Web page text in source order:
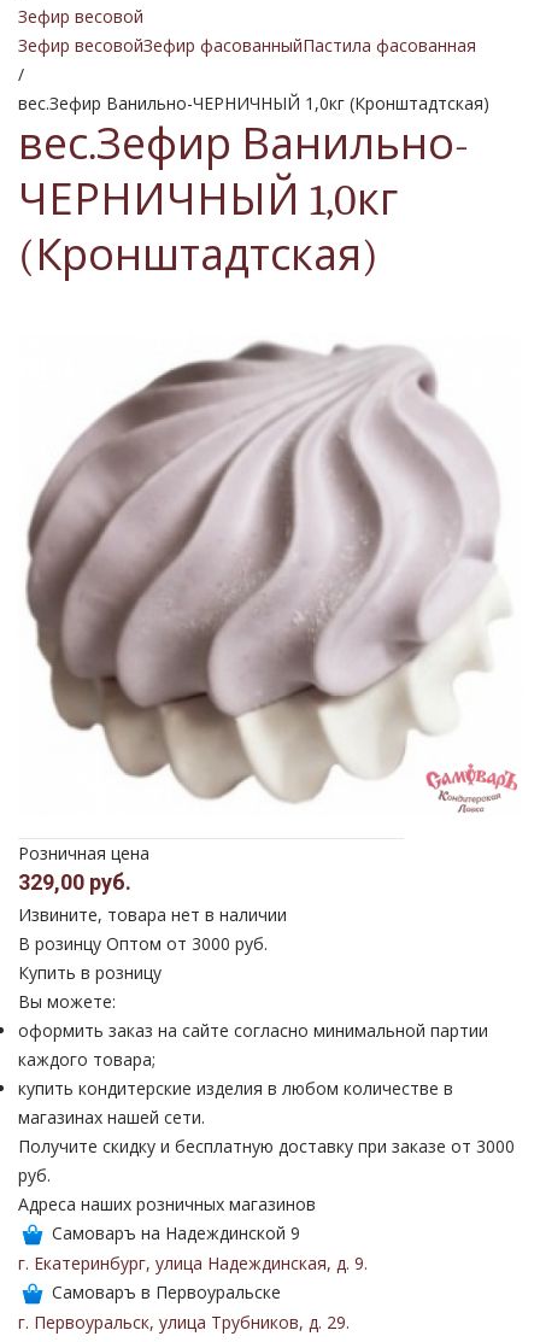
Зефир весовой
Зефир весовойЗефир фасованныйПастила фасованная
/
вес.Зефир Ванильно-ЧЕРНИЧНЫЙ 1,0кг (Кронштадтская)
вес.Зефир Ванильно-
ЧЕРНИЧНЫЙ 1,0кг
(Кронштадтская)
Розничная цена
329,00 руб.
Извините, товара нет в наличии
В розинцу Оптом от 3000 руб.
Купить в розницу
Вы можете:
оформить заказ на сайте согласно минимальной партии
каждого товара;
купить кондитерские изделия в любом количестве в
магазинах нашей сети.
Получите скидку и бесплатную доставку при заказе от 3000
руб.
Адреса наших розничных магазинов
Самоваръ на Надеждинской 9
г. Екатеринбург, улица Надеждинская, д. 9.
Самоваръ в Первоуральске
г. Первоуральск, улица Трубников, д. 29.